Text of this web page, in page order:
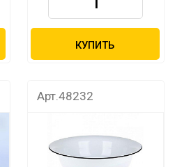
КУПИТЬ
Арт.48232